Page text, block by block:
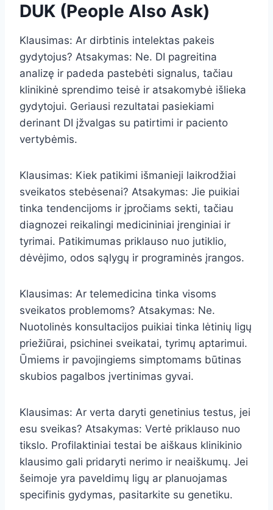
DUK (People Also Ask)
Klausimas: Ar dirbtinis intelektas pakeis
gydytojus? Atsakymas: Ne. DI pagreitina
analizę ir padeda pastebėti signalus, tačiau
klinikinė sprendimo teisė ir atsakomybė išlieka
gydytojui. Geriausi rezultatai pasiekiami
derinant DI įžvalgas su patirtimi ir paciento
vertybėmis.
Klausimas: Kiek patikimi išmanieji laikrodžiai
sveikatos stebėsenai? Atsakymas: Jie puikiai
tinka tendencijoms ir įpročiams sekti, tačiau
diagnozei reikalingi medicininiai įrenginiai ir
tyrimai. Patikimumas priklauso nuo jutiklio,
dėvėjimo, odos sąlygų ir programinės įrangos.
Klausimas: Ar telemedicina tinka visoms
sveikatos problemoms? Atsakymas: Ne.
Nuotolinės konsultacijos puikiai tinka lėtinių ligų
priežiūrai, psichinei sveikatai, tyrimų aptarimui.
Ūmiems ir pavojingiems simptomams būtinas
skubios pagalbos įvertinimas gyvai.
Klausimas: Ar verta daryti genetinius testus, jei
esu sveikas? Atsakymas: Vertė priklauso nuo
tikslo. Profilaktiniai testai be aiškaus klinikinio
klausimo gali pridaryti nerimo ir neaiškumų. Jei
šeimoje yra paveldimų ligų ar planuojamas
specifinis gydymas, pasitarkite su genetiku.